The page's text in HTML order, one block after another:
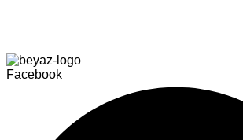
Facebook